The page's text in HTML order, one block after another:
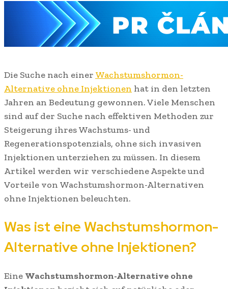
Die Suche nach einer Wachstumshormon-
Alternative ohne Injektionen hat in den letzten
Jahren an Bedeutung gewonnen. Viele Menschen
sind auf der Suche nach effektiven Methoden zur
Steigerung ihres Wachstums- und
Regenerationspotenzials, ohne sich invasiven
Injektionen unterziehen zu müssen. In diesem
Artikel werden wir verschiedene Aspekte und
Vorteile von Wachstumshormon-Alternativen
ohne Injektionen beleuchten.
Was ist eine Wachstumshormon-
Alternative ohne Injektionen?
Eine Wachstumshormon-Alternative ohne